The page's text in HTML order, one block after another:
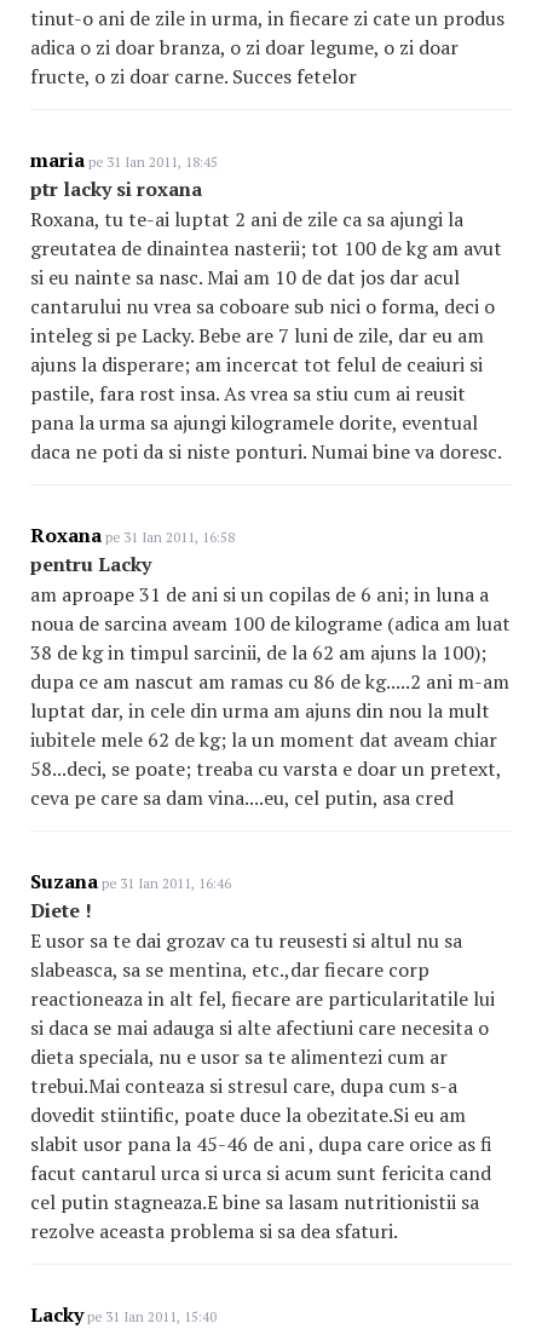
tinut-o ani de zile in urma, in fiecare zi cate un produs
adica o zi doar branza, o zi doar legume, o zi doar
fructe, o zi doar carne. Succes fetelor
maria pe 31 Ian 2011, 18:45
ptr lacky si roxana
Roxana, tu te-ai luptat 2 ani de zile ca sa ajungi la
greutatea de dinaintea nasterii; tot 100 de kg am avut
si eu nainte sa nasc. Mai am 10 de dat jos dar acul
cantarului nu vrea sa coboare sub nici o forma, deci o
inteleg si pe Lacky. Bebe are 7 luni de zile, dar eu am
ajuns la disperare; am incercat tot felul de ceaiuri si
pastile, fara rost insa. As vrea sa stiu cum ai reusit
pana la urma sa ajungi kilogramele dorite, eventual
daca ne poti da si niste ponturi. Numai bine va doresc.
Roxana pe 31 Ian 2011, 16:58
pentru Lacky
am aproape 31 de ani si un copilas de 6 ani; in luna a
noua de sarcina aveam 100 de kilograme (adica am luat
38 de kg in timpul sarcinii, de la 62 am ajuns la 100);
dupa ce am nascut am ramas cu 86 de kg.....2 ani m-am
luptat dar, in cele din urma am ajuns din nou la mult
iubitele mele 62 de kg; la un moment dat aveam chiar
58...deci, se poate; treaba cu varsta e doar un pretext,
ceva pe care sa dam vina....eu, cel putin, asa cred
Suzana pe 31 Ian 2011, 16:46
Diete !
E usor sa te dai grozav ca tu reusesti si altul nu sa
slabeasca, sa se mentina, etc.,dar fiecare corp
reactioneaza in alt fel, fiecare are particularitatile lui
si daca se mai adauga si alte afectiuni care necesita o
dieta speciala, nu e usor sa te alimentezi cum ar
trebui.Mai conteaza si stresul care, dupa cum s-a
dovedit stiintific, poate duce la obezitate.Si eu am
slabit usor pana la 45-46 de ani , dupa care orice as fi
facut cantarul urca si urca si acum sunt fericita cand
cel putin stagneaza.E bine sa lasam nutritionistii sa
rezolve aceasta problema si sa dea sfaturi.
Lackype 31 Ian 2011, 15:40